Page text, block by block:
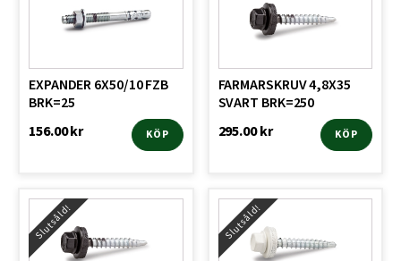
EXPANDER 6X50/10 FZB
BRK=25
156.00kr KÖP
FARMARSKRUV 4,8X35
SVART BRK=250
295.00kr KÖP
Slutsåld! Slutsåld!